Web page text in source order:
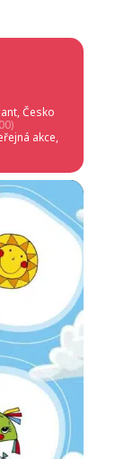
Česko
akce,